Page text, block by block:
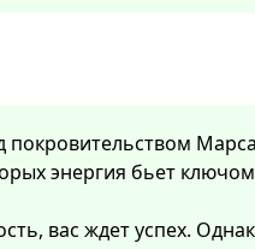
покровительством
энергия бьет
вас ждет успех.